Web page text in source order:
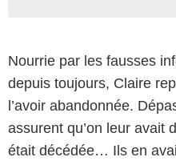
Nourrie par les fausses
depuis toujours, Claire
l’avoir abandonnée.
assurent qu’on leur avait
était décédée… Ils en